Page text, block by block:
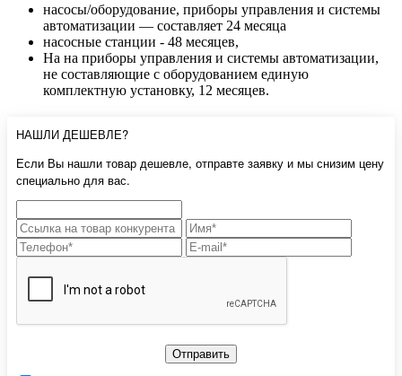
насосы/оборудование, приборы управления и системы
автоматизации — составляет 24 месяца
насосные станции - 48 месяцев,
На на приборы управления и системы автоматизации,
не составляющие с оборудованием единую
комплектную установку, 12 месяцев.
НАШЛИ ДЕШЕВЛЕ?
Если Вы нашли товар дешевле, отправте заявку и мы снизим цену
специально для вас.
Отправить